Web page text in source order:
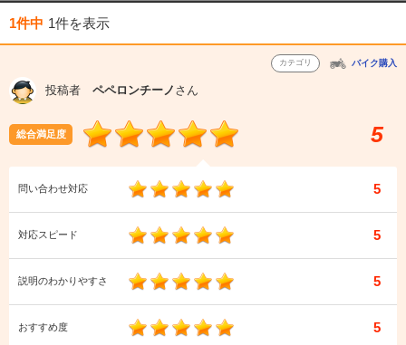
1件中 1件を表示
カテゴリ バイク購入
投稿者 ペペロンチーノ さん
総合満足度 5
問い合わせ対応 5
対応スピード 5
説明のわかりやすさ 5
おすすめ度 5